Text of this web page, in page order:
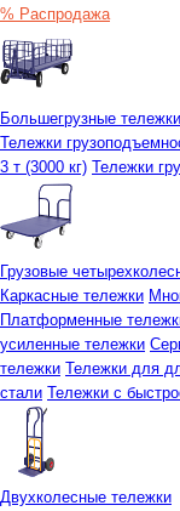
% Распродажа
Большегрузные
Тележки
3 т (3000 кг) Тележки
Грузовые
Каркасные тележки
Платформенные
усиленные тележки
тележки Тележки для
стали Тележки с
Двухколесные тележки